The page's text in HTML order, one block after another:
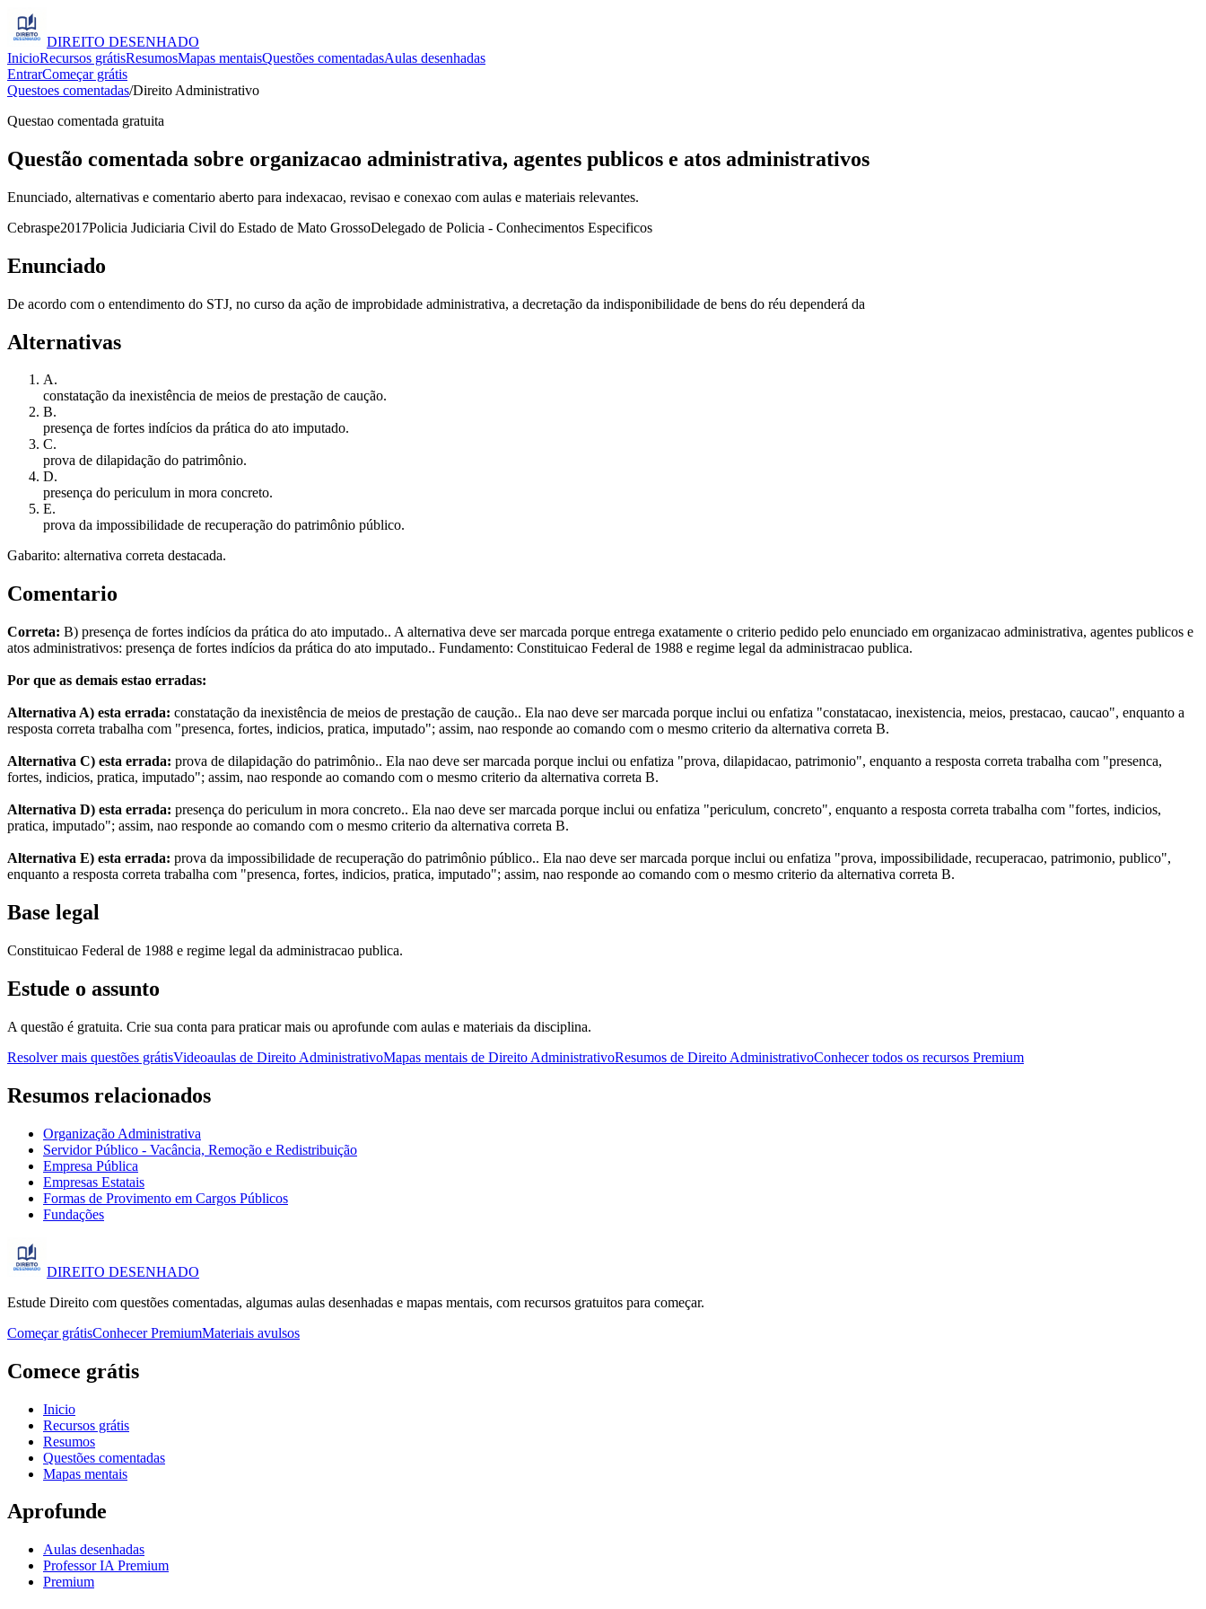
DIREITO DESENHADO
InicioRecursos grátisResumosMapas mentaisQuestões comentadasAulas desenhadas
EntrarComeçar grátis
Questoes comentadas/Direito Administrativo
Questao comentada gratuita
Questão comentada sobre organizacao administrativa, agentes publicos e atos administrativos
Enunciado, alternativas e comentario aberto para indexacao, revisao e conexao com aulas e materiais relevantes.
Cebraspe2017Policia Judiciaria Civil do Estado de Mato GrossoDelegado de Policia - Conhecimentos Especificos
Enunciado
De acordo com o entendimento do STJ, no curso da ação de improbidade administrativa, a decretação da indisponibilidade de bens do réu dependerá da
Alternativas
A.
constatação da inexistência de meios de prestação de caução.
B.
presença de fortes indícios da prática do ato imputado.
C.
prova de dilapidação do patrimônio.
D.
presença do periculum in mora concreto.
E.
prova da impossibilidade de recuperação do patrimônio público.
Gabarito: alternativa correta destacada.
Comentario
Correta: B) presença de fortes indícios da prática do ato imputado.. A alternativa deve ser marcada porque entrega exatamente o criterio pedido pelo enunciado em organizacao administrativa, agentes publicos e
atos administrativos: presença de fortes indícios da prática do ato imputado.. Fundamento: Constituicao Federal de 1988 e regime legal da administracao publica.
Por que as demais estao erradas:
Alternativa A) esta errada: constatação da inexistência de meios de prestação de caução.. Ela nao deve ser marcada porque inclui ou enfatiza "constatacao, inexistencia, meios, prestacao, caucao", enquanto a
resposta correta trabalha com "presenca, fortes, indicios, pratica, imputado"; assim, nao responde ao comando com o mesmo criterio da alternativa correta B.
Alternativa C) esta errada: prova de dilapidação do patrimônio.. Ela nao deve ser marcada porque inclui ou enfatiza "prova, dilapidacao, patrimonio", enquanto a resposta correta trabalha com "presenca,
fortes, indicios, pratica, imputado"; assim, nao responde ao comando com o mesmo criterio da alternativa correta B.
Alternativa D) esta errada: presença do periculum in mora concreto.. Ela nao deve ser marcada porque inclui ou enfatiza "periculum, concreto", enquanto a resposta correta trabalha com "fortes, indicios,
pratica, imputado"; assim, nao responde ao comando com o mesmo criterio da alternativa correta B.
Alternativa E) esta errada: prova da impossibilidade de recuperação do patrimônio público.. Ela nao deve ser marcada porque inclui ou enfatiza "prova, impossibilidade, recuperacao, patrimonio, publico",
enquanto a resposta correta trabalha com "presenca, fortes, indicios, pratica, imputado"; assim, nao responde ao comando com o mesmo criterio da alternativa correta B.
Base legal
Constituicao Federal de 1988 e regime legal da administracao publica.
Estude o assunto
A questão é gratuita. Crie sua conta para praticar mais ou aprofunde com aulas e materiais da disciplina.
Resolver mais questões grátisVideoaulas de Direito AdministrativoMapas mentais de Direito AdministrativoResumos de Direito AdministrativoConhecer todos os recursos Premium
Resumos relacionados
Organização Administrativa
Servidor Público - Vacância, Remoção e Redistribuição
Empresa Pública
Empresas Estatais
Formas de Provimento em Cargos Públicos
Fundações
DIREITO DESENHADO
Estude Direito com questões comentadas, algumas aulas desenhadas e mapas mentais, com recursos gratuitos para começar.
Começar grátisConhecer PremiumMateriais avulsos
Comece grátis
Inicio
Recursos grátis
Resumos
Questões comentadas
Mapas mentais
Aprofunde
Aulas desenhadas
Professor IA Premium
Premium